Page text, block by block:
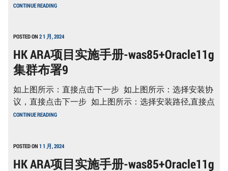
CONTINUE READING
ARA
实
手
册-
WAS85+ORACLE11G
集
布
署
10
POSTED ON 2 1 月, 2024
HK ARA项目实施手册-was85+Oracle11g
集群布署9
如上图所示：直接点击下一步 如上图所示：选择安装协
议，直接点击下一步 如上图所示：选择安装路径,直接点
CONTINUE READINGHK
ARA
实
手
册-
POSTED ON 1 1 月, 2024
HK ARA项目实施手册-was85+Oracle11g